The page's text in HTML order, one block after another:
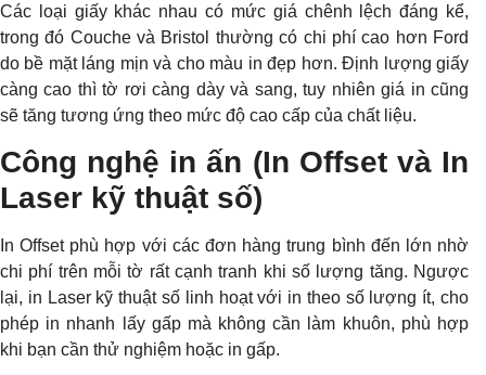
Các loại giấy khác nhau có mức giá chênh lệch đáng kể,
trong đó Couche và Bristol thường có chi phí cao hơn Ford
do bề mặt láng mịn và cho màu in đẹp hơn. Định lượng giấy
càng cao thì tờ rơi càng dày và sang, tuy nhiên giá in cũng
sẽ tăng tương ứng theo mức độ cao cấp của chất liệu.
Công nghệ in ấn (In Offset và In
Laser kỹ thuật số)
In Offset phù hợp với các đơn hàng trung bình đến lớn nhờ
chi phí trên mỗi tờ rất cạnh tranh khi số lượng tăng. Ngược
lại, in Laser kỹ thuật số linh hoạt với in theo số lượng ít, cho
phép in nhanh lấy gấp mà không cần làm khuôn, phù hợp
khi bạn cần thử nghiệm hoặc in gấp.